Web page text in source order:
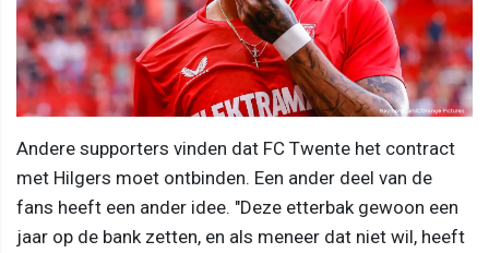
Andere supporters vinden dat FC Twente het contract
met Hilgers moet ontbinden. Een ander deel van de
fans heeft een ander idee. "Deze etterbak gewoon een
jaar op de bank zetten, en als meneer dat niet wil, heeft